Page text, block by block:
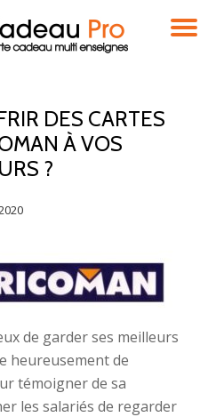
DES CARTES
À VOS
?
de garder ses meilleurs
heureusement de
témoigner de sa
les salariés de regarder